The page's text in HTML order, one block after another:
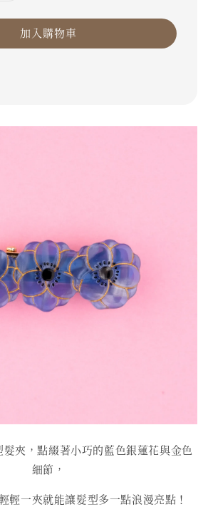
加入購物車
夾，點綴著小巧的藍色銀蓮花與金色
細節，
輕一夾就能讓髮型多一點浪漫亮點！